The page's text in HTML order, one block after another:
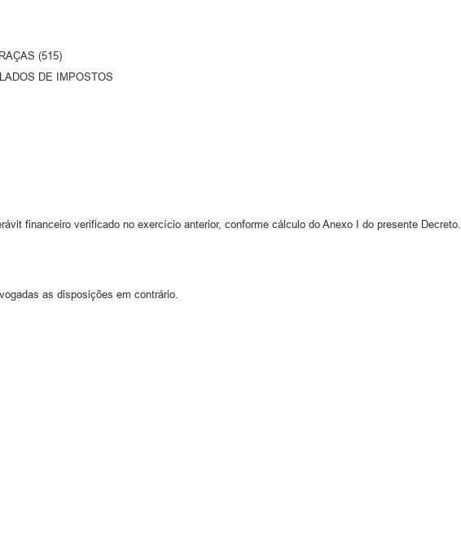
(515)
DE IMPOSTOS
financeiro verificado no exercício anterior, conforme cálculo do Anexo I do presente Decreto.
as disposições em contrário.